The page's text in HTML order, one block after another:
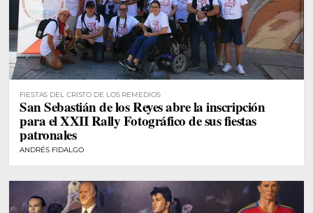
FIESTAS DEL CRISTO DE LOS REMEDIOS
San Sebastián de los Reyes abre la inscripción
para el XXII Rally Fotográfico de sus fiestas
patronales
ANDRÉS FIDALGO